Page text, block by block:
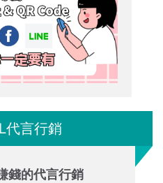
代言行銷
錢的代言行銷